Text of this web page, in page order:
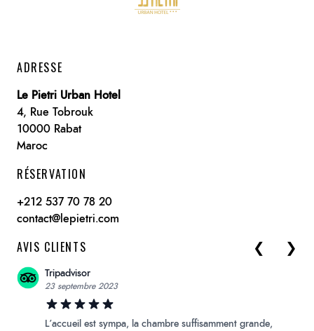
ADRESSE
Le Pietri Urban Hotel
4, Rue Tobrouk
10000 Rabat
Maroc
RÉSERVATION
+212 537 70 78 20
contact@lepietri.com
AVIS CLIENTS
❮
❯
Tripadvisor
23 septembre 2023
L’accueil est sympa, la chambre suffisamment grande,